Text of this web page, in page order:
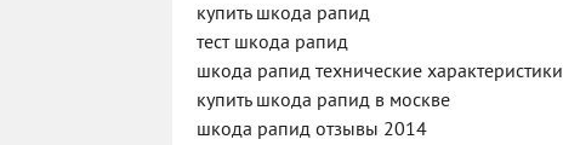
купить шкода рапид
тест шкода рапид
шкода рапид технические характеристики
купить шкода рапид в москве
шкода рапид отзывы 2014